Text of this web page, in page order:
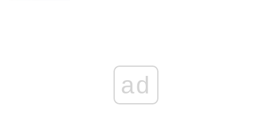
ad